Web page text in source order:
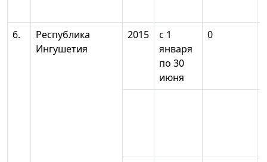
6.
Республика
Ингушетия
2015
с 1
января
по 30
июня
0